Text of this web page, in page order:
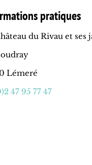
pratiques
du Rivau et ses
Lémeré
47 95 77 47